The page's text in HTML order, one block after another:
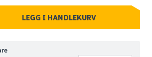
& Hent
LEGG I HANDLEKURV